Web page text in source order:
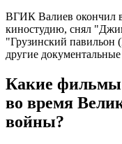
ВГИК Валиев окончил
киностудию, снял
"Грузинский
другие
Какие фильмы
во время
войны?